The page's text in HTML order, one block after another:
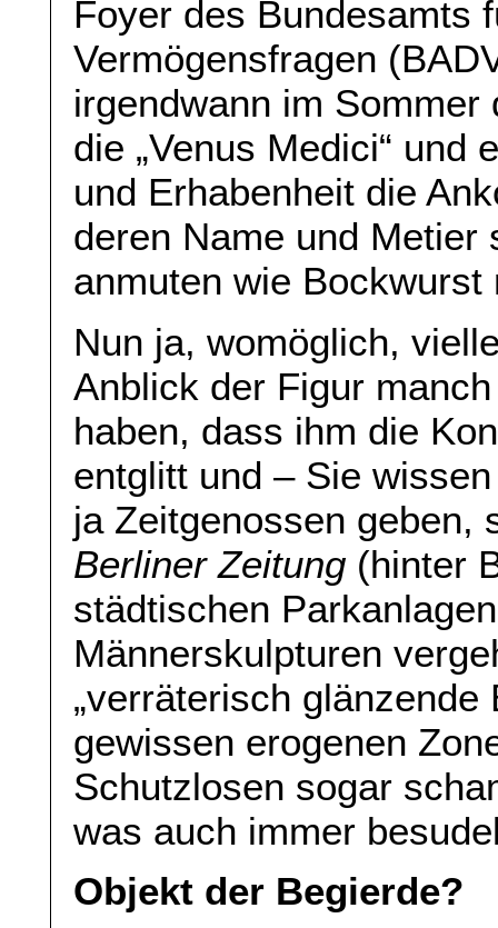
Foyer des Bundesamts
Vermögensfragen
irgendwann im
die „Venus Medici“ und
und Erhabenheit die
deren Name und
anmuten wie Bockwurst
Nun ja, womöglich,
Anblick der Figur
haben, dass ihm die
entglitt und – Sie
ja Zeitgenossen geben,
Berliner Zeitung (hinter
städtischen
Männerskulpturen
„verräterisch
gewissen erogenen
Schutzlosen sogar
was auch immer
Objekt der Begierde?